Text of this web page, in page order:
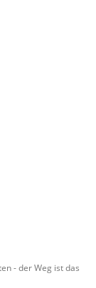
- der Weg ist das